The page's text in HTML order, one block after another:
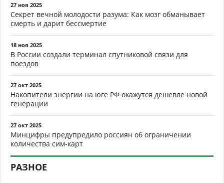
27 ноя 2025
Секрет вечной молодости разума: Как мозг обманывает
смерть и дарит бессмертие
18 ноя 2025
В России создали терминал спутниковой связи для
поездов
27 окт 2025
Накопители энергии на юге РФ окажутся дешевле новой
генерации
27 окт 2025
Минцифры предупредило россиян об ограничении
количества сим-карт
РАЗНОЕ